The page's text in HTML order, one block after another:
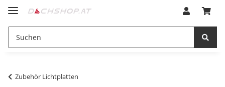
Zubehör Lichtplatten